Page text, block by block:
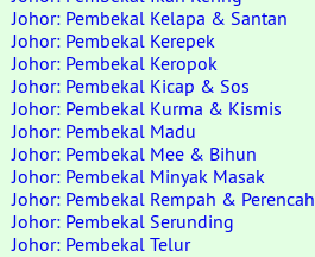
Johor: Pembekal Kelapa & Santan
Johor: Pembekal Kerepek
Johor: Pembekal Keropok
Johor: Pembekal Kicap & Sos
Johor: Pembekal Kurma & Kismis
Johor: Pembekal Madu
Johor: Pembekal Mee & Bihun
Johor: Pembekal Minyak Masak
Johor: Pembekal Rempah & Perencah
Johor: Pembekal Serunding
Johor: Pembekal Telur